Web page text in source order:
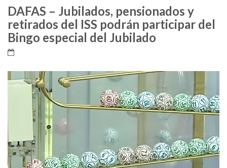
DAFAS – Jubilados, pensionados y
retirados del ISS podrán participar del
Bingo especial del Jubilado